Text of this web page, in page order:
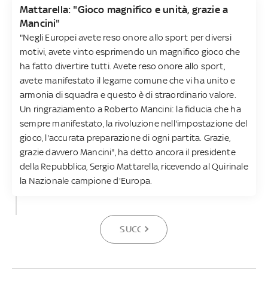
Mattarella: "Gioco magnifico e unità, grazie a
Mancini"
"Negli Europei avete reso onore allo sport per diversi
motivi, avete vinto esprimendo un magnifico gioco che
ha fatto divertire tutti. Avete reso onore allo sport,
avete manifestato il legame comune che vi ha unito e
armonia di squadra e questo è di straordinario valore.
Un ringraziamento a Roberto Mancini: la fiducia che ha
sempre manifestato, la rivoluzione nell'impostazione del
gioco, l'accurata preparazione di ogni partita. Grazie,
grazie davvero Mancini", ha detto ancora il presidente
della Repubblica, Sergio Mattarella, ricevendo al Quirinale
la Nazionale campione d'Europa.
SUCCESSIVA